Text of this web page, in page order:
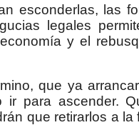
esconderlas, las
legales
y el
que ya
ir para ascender.
que retirarlos a la